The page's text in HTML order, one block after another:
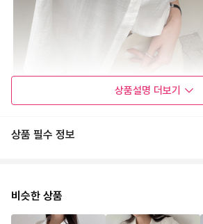
상품설명 더보기
상품 필수 정보
비슷한 상품